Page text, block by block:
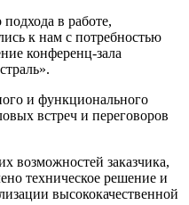
в работе,
к нам с потребностью
конференц-зала
и функционального
встреч и переговоров
возможностей заказчика,
техническое решение и
высококачественной